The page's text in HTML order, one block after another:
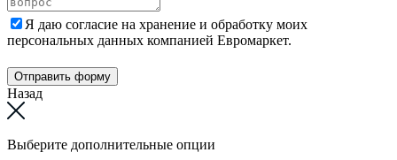
Я даю согласие на хранение и обработку моих
персональных данных компанией Евромаркет.
Отправить форму
Назад
Выберите дополнительные опции